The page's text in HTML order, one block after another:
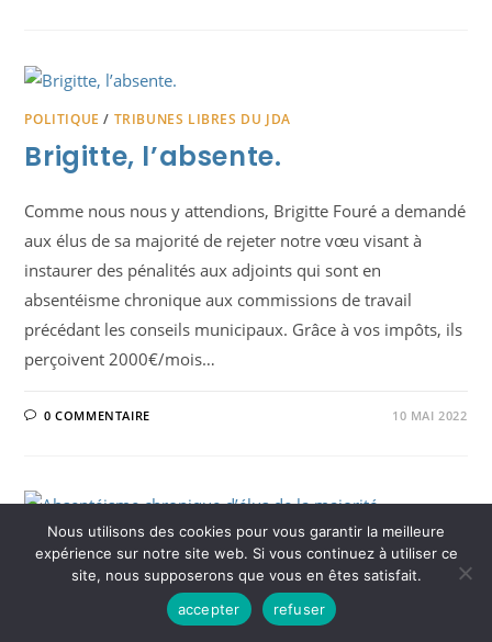
POLITIQUE / TRIBUNES LIBRES DU JDA
Brigitte, l’absente.
Comme nous nous y attendions, Brigitte Fouré a demandé
aux élus de sa majorité de rejeter notre vœu visant à
instaurer des pénalités aux adjoints qui sont en
absentéisme chronique aux commissions de travail
précédant les conseils municipaux. Grâce à vos impôts, ils
perçoivent 2000€/mois…
0 COMMENTAIRE 10 MAI 2022
POLITIQUE TRIBUNES LIBRES DU JDA
Absentéisme chronique d’élus
de la majorité
Nous utilisons des cookies pour vous garantir la meilleure
expérience sur notre site web. Si vous continuez à utiliser ce
site, nous supposerons que vous en êtes satisfait.
accepter
refuser